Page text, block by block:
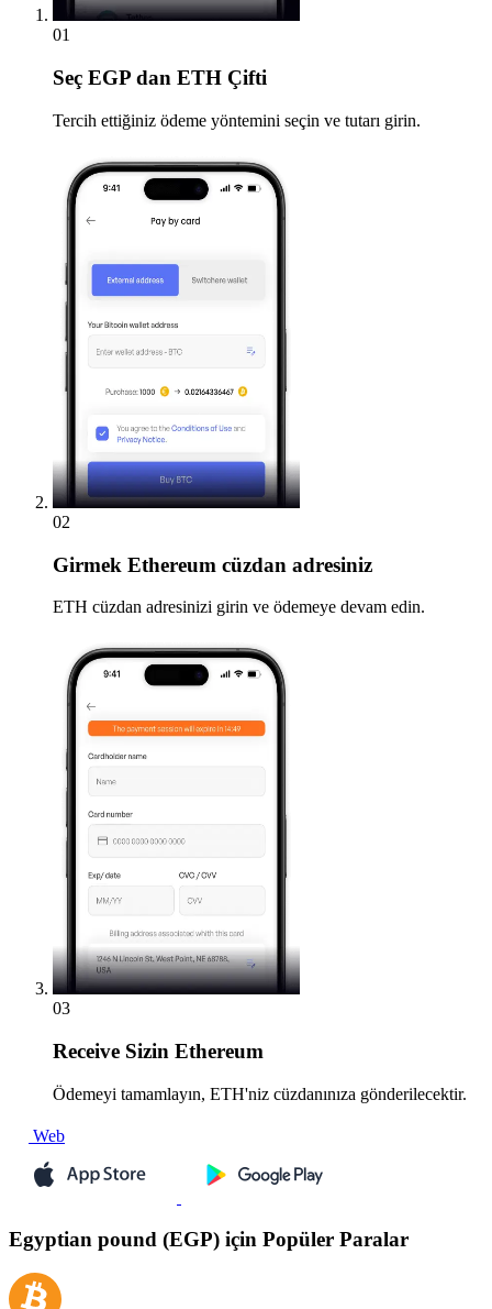
01
Seç EGP dan ETH Çifti
Tercih ettiğiniz ödeme yöntemini seçin ve tutarı girin.
02
Girmek Ethereum cüzdan adresiniz
ETH cüzdan adresinizi girin ve ödemeye devam edin.
03
Receive Sizin Ethereum
Ödemeyi tamamlayın, ETH'niz cüzdanınıza gönderilecektir.
Web
Egyptian pound (EGP) için Popüler Paralar